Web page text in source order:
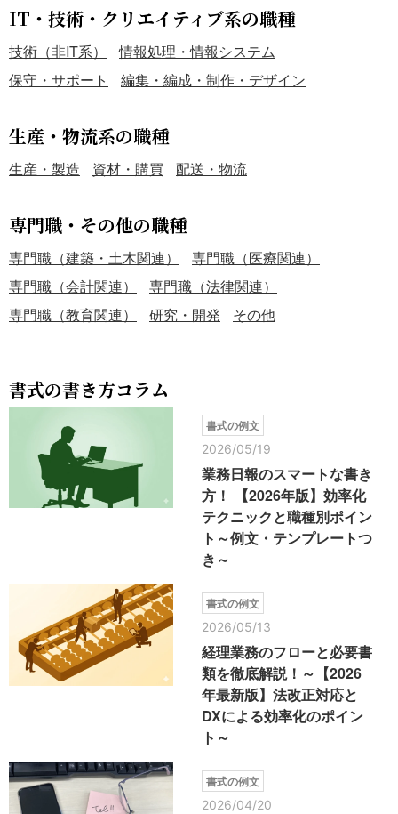
IT・技術・クリエイティブ系の職種
技術（非IT系）
情報処理・情報システム
保守・サポート
編集・編成・制作・デザイン
生産・物流系の職種
生産・製造 資材・購買 配送・物流
専門職・その他の職種
専門職（建築・土木関連）
専門職（医療関連）
専門職（会計関連）
専門職（法律関連）
専門職（教育関連）
研究・開発 その他
書式の書き方コラム
書式の例文
2026/05/19
業務日報のスマートな書き
方！ 【2026年版】効率化
テクニックと職種別ポイン
ト～例文・テンプレートつ
き～
書式の例文
2026/05/13
経理業務のフローと必要書
類を徹底解説！～【2026
年最新版】法改正対応と
DXによる効率化のポイン
ト～
書式の例文
2026/04/20